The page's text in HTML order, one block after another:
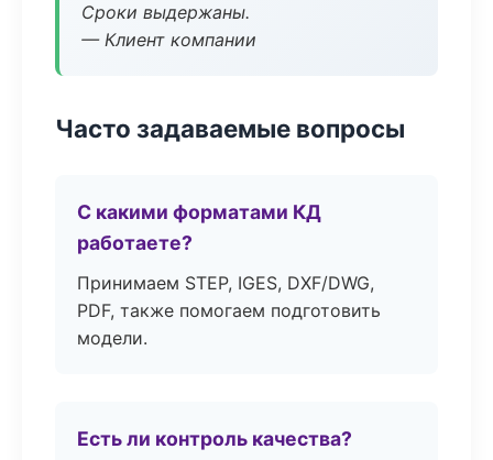
Сроки выдержаны.
— Клиент компании
Часто задаваемые вопросы
С какими форматами КД
работаете?
Принимаем STEP, IGES, DXF/DWG,
PDF, также помогаем подготовить
модели.
Есть ли контроль качества?